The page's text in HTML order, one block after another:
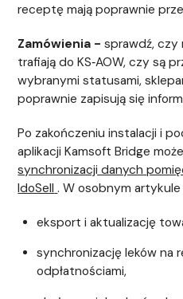
receptę mają poprawnie
Zamówienia - sprawdź, czy
trafiają do KS‑AOW, czy są
wybranymi statusami,
poprawnie zapisują się
Po zakończeniu instalacji i
aplikacji Kamsoft Bridge
synchronizacji danych
IdoSell . W osobnym artykule
eksport i aktualizację
synchronizację leków na
odpłatnościami,